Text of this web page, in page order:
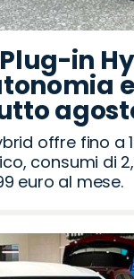
in
offre fino a
consumi di
euro al mese.